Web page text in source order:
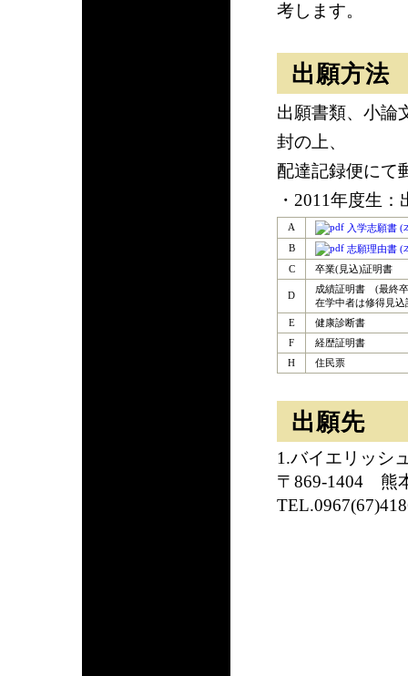
考します。
出願方法
出願書類、小論
封の上、
配達記録便にて
・2011年度生
A
入学志願書 (
B
志願理由書 (
C
卒業(見込)証明書
D
成績証明書 (最終
在学中者は修得見込
E
健康診断書
F
経歴証明書
H
住民票
出願先
1.バイエリッシ
〒869-1404 熊